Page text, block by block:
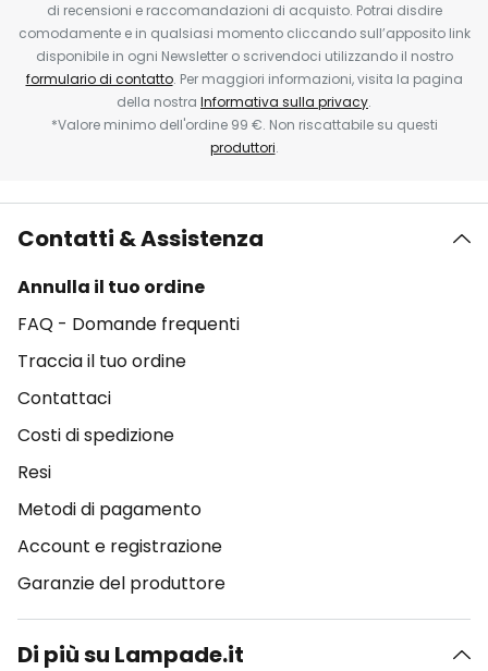
di recensioni e raccomandazioni di acquisto. Potrai disdire
comodamente e in qualsiasi momento cliccando sull’apposito link
disponibile in ogni Newsletter o scrivendoci utilizzando il nostro
formulario di contatto. Per maggiori informazioni, visita la pagina
della nostra Informativa sulla privacy.
*Valore minimo dell'ordine 99 €. Non riscattabile su questi
produttori.
Contatti & Assistenza
Annulla il tuo ordine
FAQ - Domande frequenti
Traccia il tuo ordine
Contattaci
Costi di spedizione
Resi
Metodi di pagamento
Account e registrazione
Garanzie del produttore
Di più su Lampade.it